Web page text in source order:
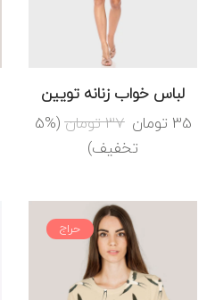
لباس خواب زنانه تویین
35 تومان 37تومان (5%
تخفیف)
حراج